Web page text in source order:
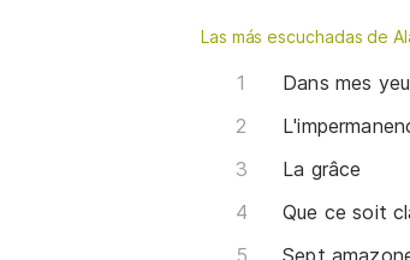
Las más escuchadas de
Dans mes
La grâce
Que ce soit
Sept